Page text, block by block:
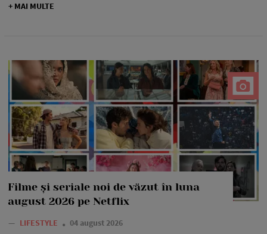
+ MAI MULTE
Filme și seriale noi de văzut în luna
august 2026 pe Netflix
— LIFESTYLE 04 august 2026